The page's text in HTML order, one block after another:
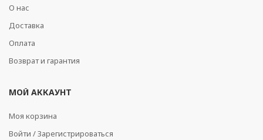
О нас
Доставка
Оплата
Возврат и гарантия
МОЙ АККАУНТ
Моя корзина
Войти / Зарегистрироваться